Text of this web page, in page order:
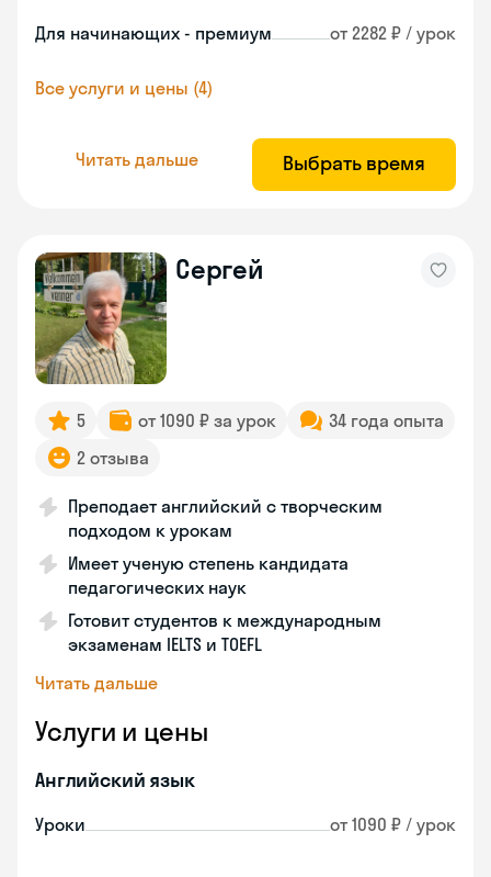
Для начинающих - премиум от 2282 ₽ / урок
Все услуги и цены (4)
Читать дальше Выбрать время
Сергей
5 от 1090 ₽ за урок
34 года опыта
2 отзыва
Преподает английский с творческим
подходом к урокам
Имеет ученую степень кандидата
педагогических наук
Готовит студентов к международным
экзаменам IELTS и TOEFL
Читать дальше
Услуги и цены
Английский язык
Уроки от 1090 ₽ / урок